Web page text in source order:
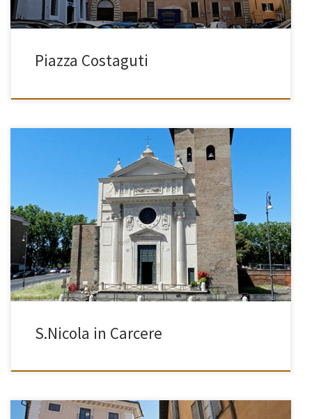
Piazza Costaguti
[…]
S.Nicola in Carcere